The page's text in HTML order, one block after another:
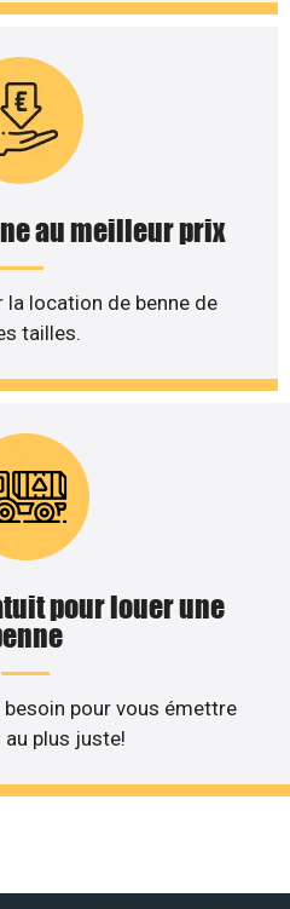
au meilleur prix
la location de benne de
tailles.
pour louer une
pour vous émettre
au plus juste!